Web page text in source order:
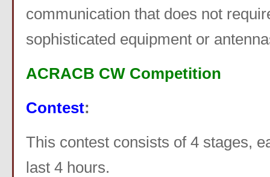
communication that does not
sophisticated equipment or
ACRACB CW Competition
Contest:
This contest consists of 4 stages,
last 4 hours.